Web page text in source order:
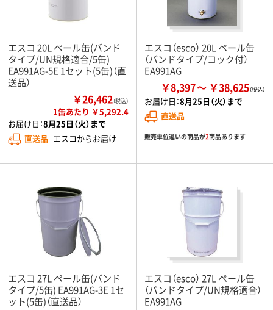
エスコ 20L ペール缶(バンド
タイプ/UN規格適合/5缶)
EA991AG-5E 1セット(5缶)（直
送品）
￥26,462（税込）
1缶あたり ￥5,292.4
お届け日：8月25日（火）まで
直送品 エスコからお届け
エスコ（esco） 20L ペール缶
（バンドタイプ/コック付）
EA991AG
￥8,397 ￥38,625
お届け日：8月25日（火）まで
直送品
販売単位違いの商品が2商品あります
エスコ 27L ペール缶(バンド
タイプ/5缶) EA991AG-3E 1セ
ット(5缶)（直送品）
エスコ（esco） 27L ペール缶
（バンドタイプ/UN規格適合）
EA991AG